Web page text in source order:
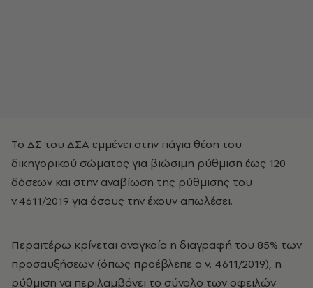
Το ΔΣ του ΔΣΑ εμμένει στην πάγια θέση του
δικηγορικού σώματος για βιώσιμη ρύθμιση έως 120
δόσεων και στην αναβίωση της ρύθμισης του
ν.4611/2019 για όσους την έχουν απωλέσει.
Περαιτέρω κρίνεται αναγκαία η διαγραφή του 85% των
προσαυξήσεων (όπως προέβλεπε ο ν. 4611/2019), η
ρύθμιση να περιλαμβάνει το σύνολο των οφειλών